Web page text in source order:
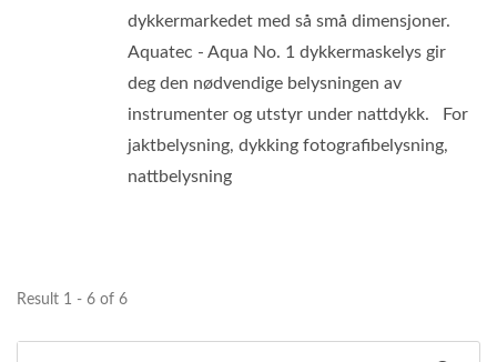
dykkermarkedet med så små dimensjoner.
Aquatec - Aqua No. 1 dykkermaskelys gir
deg den nødvendige belysningen av
instrumenter og utstyr under nattdykk. For
jaktbelysning, dykking fotografibelysning,
nattbelysning
Result 1 - 6 of 6